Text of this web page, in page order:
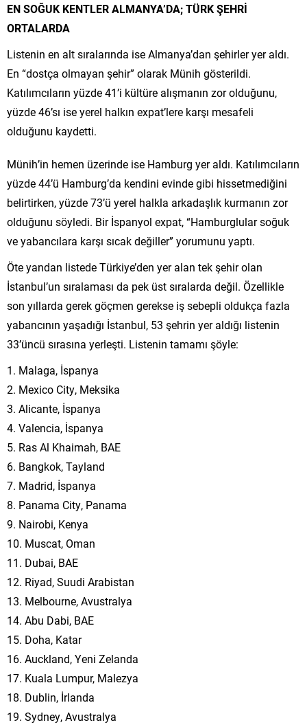
EN SOĞUK KENTLER ALMANYA’DA; TÜRK ŞEHRİ
ORTALARDA
Listenin en alt sıralarında ise Almanya’dan şehirler yer aldı.
En “dostça olmayan şehir” olarak Münih gösterildi.
Katılımcıların yüzde 41’i kültüre alışmanın zor olduğunu,
yüzde 46’sı ise yerel halkın expat’lere karşı mesafeli
olduğunu kaydetti.
Münih’in hemen üzerinde ise Hamburg yer aldı. Katılımcıların
yüzde 44’ü Hamburg’da kendini evinde gibi hissetmediğini
belirtirken, yüzde 73’ü yerel halkla arkadaşlık kurmanın zor
olduğunu söyledi. Bir İspanyol expat, “Hamburglular soğuk
ve yabancılara karşı sıcak değiller” yorumunu yaptı.
Öte yandan listede Türkiye’den yer alan tek şehir olan
İstanbul’un sıralaması da pek üst sıralarda değil. Özellikle
son yıllarda gerek göçmen gerekse iş sebepli oldukça fazla
yabancının yaşadığı İstanbul, 53 şehrin yer aldığı listenin
33’üncü sırasına yerleşti. Listenin tamamı şöyle:
1. Malaga, İspanya
2. Mexico City, Meksika
3. Alicante, İspanya
4. Valencia, İspanya
5. Ras Al Khaimah, BAE
6. Bangkok, Tayland
7. Madrid, İspanya
8. Panama City, Panama
9. Nairobi, Kenya
10. Muscat, Oman
11. Dubai, BAE
12. Riyad, Suudi Arabistan
13. Melbourne, Avustralya
14. Abu Dabi, BAE
15. Doha, Katar
16. Auckland, Yeni Zelanda
17. Kuala Lumpur, Malezya
18. Dublin, İrlanda
19. Sydney, Avustralya